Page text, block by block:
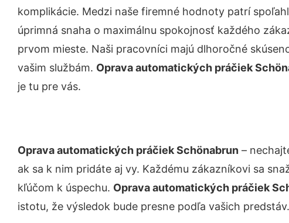
komplikácie. Medzi naše firemné hodnoty patrí
úprimná snaha o maximálnu spokojnosť každého
prvom mieste. Naši pracovníci majú dlhoročné
vašim službám. Oprava automatických práčiek
je tu pre vás.
Oprava automatických práčiek Schönabrun –
ak sa k nim pridáte aj vy. Každému zákazníkovi sa
kľúčom k úspechu. Oprava automatických práčiek
istotu, že výsledok bude presne podľa vašich predstáv.